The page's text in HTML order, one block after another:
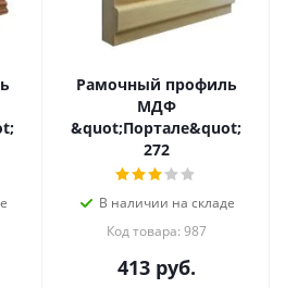
Рамочный профиль
МДФ
&quot;Портале&quot;
272
В наличии на складе
Код товара: 987
413руб.